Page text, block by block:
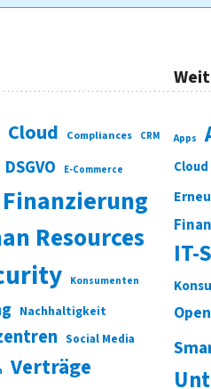
Cloud Compliances CRM
DSGVO E-Commerce
Finanzierung
Resources
Konsumenten
Nachhaltigkeit
Social Media
Verträge
Apps
IT-